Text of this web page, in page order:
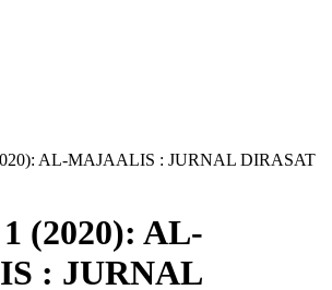
AL-MAJAALIS : JURNAL DIRASAT
(2020): AL-
: JURNAL